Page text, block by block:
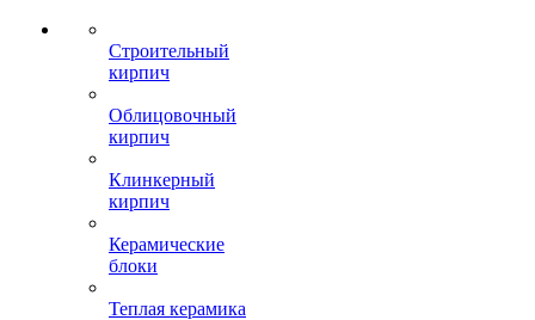
Строительный
кирпич
Облицовочный
кирпич
Клинкерный
кирпич
Керамические
блоки
Теплая керамика